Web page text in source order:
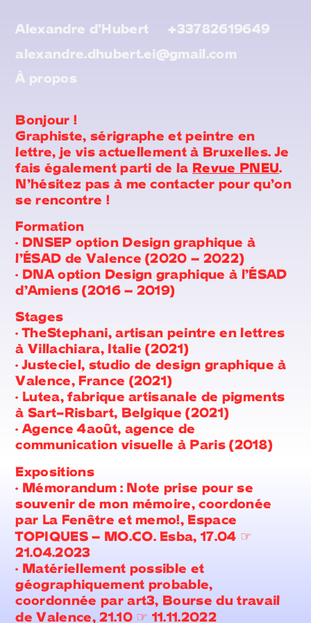
Alexandre d'Hubert
+33782619649
alexandre.dhubert.ei@gmail.com
À propos
Bonjour !
Graphiste, sérigraphe et peintre en
lettre, je vis actuellement à Bruxelles. Je
fais également parti de la Revue PNEU.
N'hésitez pas à me contacter pour qu'on
se rencontre !
Formation
• DNSEP option Design graphique à
l’ÉSAD de Valence (2020 – 2022)
• DNA option Design graphique à l’ÉSAD
d’Amiens (2016 – 2019)
Stages
• TheStephani, artisan peintre en lettres
à Villachiara, Italie (2021)
• Justeciel, studio de design graphique à
Valence, France (2021)
• Lutea, fabrique artisanale de pigments
à Sart-Risbart, Belgique (2021)
• Agence 4août, agence de
communication visuelle à Paris (2018)
Expositions
• Mémorandum : Note prise pour se
souvenir de mon mémoire, coordonée
par La Fenêtre et memo!, Espace
TOPIQUES – MO.CO. Esba, 17.04 ☞
21.04.2023
• Matériellement possible et
géographiquement probable,
coordonnée par art3, Bourse du travail
de Valence, 21.10 ☞ 11.11.2022